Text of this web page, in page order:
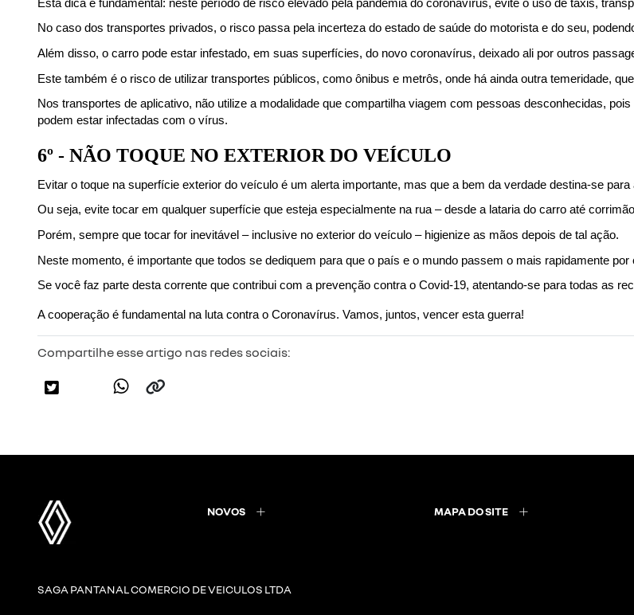
Esta dica é fundamental: neste período de risco elevado pela pandemia do coronavírus, evite o uso de táxis,
No caso dos transportes privados, o risco passa pela incerteza do estado de saúde do motorista e do seu,
Além disso, o carro pode estar infestado, em suas superfícies, do novo coronavírus, deixado ali por outros
Este também é o risco de utilizar transportes públicos, como ônibus e metrôs, onde há ainda outra temeridade,
Nos transportes de aplicativo, não utilize a modalidade que compartilha viagem com pessoas desconhecidas,
podem estar infectadas com o vírus.
6º - NÃO TOQUE NO EXTERIOR DO VEÍCULO
Evitar o toque na superfície exterior do veículo é um alerta importante, mas que a bem da verdade destina-se para
Ou seja, evite tocar em qualquer superfície que esteja especialmente na rua – desde a lataria do carro até
Porém, sempre que tocar for inevitável – inclusive no exterior do veículo – higienize as mãos depois de tal ação.
Neste momento, é importante que todos se dediquem para que o país e o mundo passem o mais rapidamente por
Se você faz parte desta corrente que contribui com a prevenção contra o Covid-19, atentando-se para todas as
A cooperação é fundamental na luta contra o Coronavírus. Vamos, juntos, vencer esta guerra!
Compartilhe esse artigo nas redes sociais:
NOVOS MAPA DO SITE
SAGA PANTANAL COMERCIO DE VEICULOS LTDA